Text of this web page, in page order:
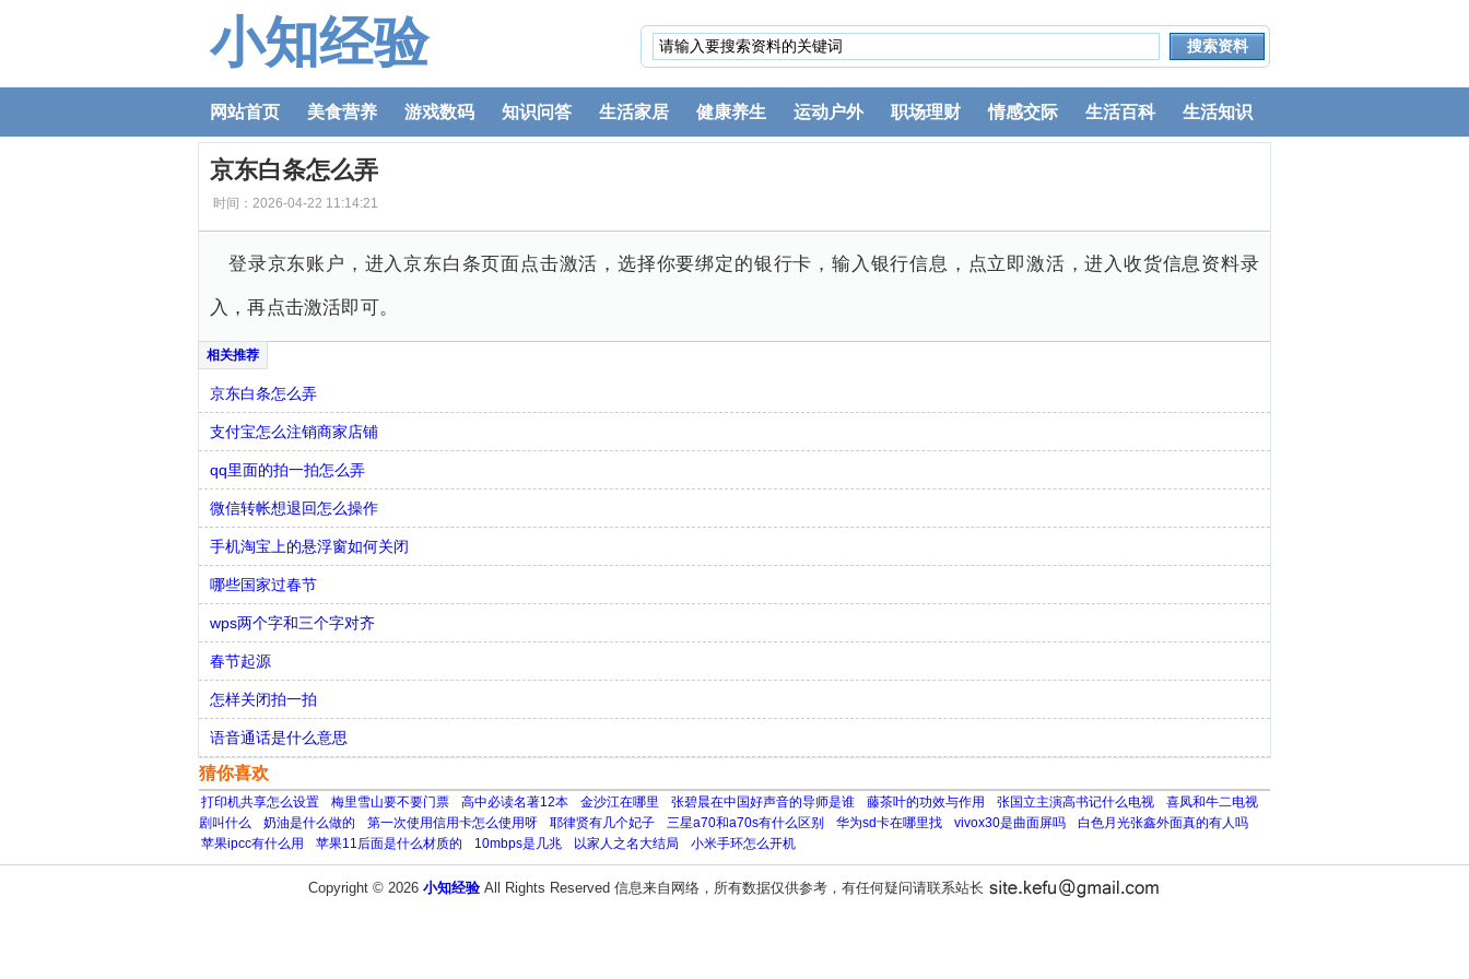
小知经验
网站首页 美食营养 游戏数码 知识问答 生活家居 健康养生 运动户外 职场理财 情感交际 生活百科 生活知识
京东白条怎么弄
时间：2026-04-22 11:14:21
登录京东账户，进入京东白条页面点击激活，选择你要绑定的银行卡，输入银行信息，点立即激活，进入收货信息资料录
入，再点击激活即可。
京东白条怎么弄
支付宝怎么注销商家店铺
qq里面的拍一拍怎么弄
微信转帐想退回怎么操作
手机淘宝上的悬浮窗如何关闭
哪些国家过春节
wps两个字和三个字对齐
春节起源
怎样关闭拍一拍
语音通话是什么意思
猜你喜欢
打印机共享怎么设置 梅里雪山要不要门票 高中必读名著12本 金沙江在哪里 张碧晨在中国好声音的导师是谁 藤茶叶的功效与作用 张国立主演高书记什么电视
喜凤和牛二电视
剧叫什么
奶油是什么做的 第一次使用信用卡怎么使用呀 耶律贤有几个妃子 三星a70和a70s有什么区别 华为sd卡在哪里找 vivox30是曲面屏吗
白色月光张鑫外面真的有人吗
苹果ipcc有什么用
苹果11后面是什么材质的 10mbps是几兆 以家人之名大结局 小米手环怎么开机
Copyright © 2026 小知经验All Rights Reserved 信息来自网络，所有数据仅供参考，有任何疑问请联系站长